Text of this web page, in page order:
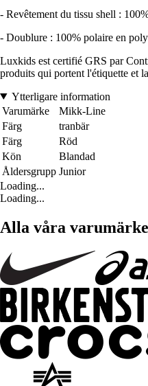
- Revêtement du tissu shell :
- Doublure : 100% polaire en
Luxkids est certifié GRS par
produits qui portent l'étiquette et
Ytterligare information
Varumärke
Mikk-Line
Färg
tranbär
Färg
Röd
Kön
Blandad
Åldersgrupp Junior
Loading...
Loading...
Alla våra